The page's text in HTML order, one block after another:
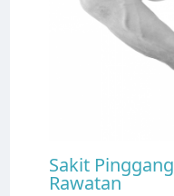
Sakit
Rawatan